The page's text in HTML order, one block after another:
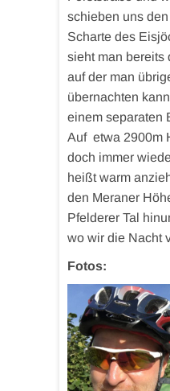
schieben uns
Scharte des
sieht man bereits
auf der man
übernachten
einem separaten
Auf etwa 2900m
doch immer
heißt warm
den Meraner
Pfelderer Tal
wo wir die Nacht
Fotos: